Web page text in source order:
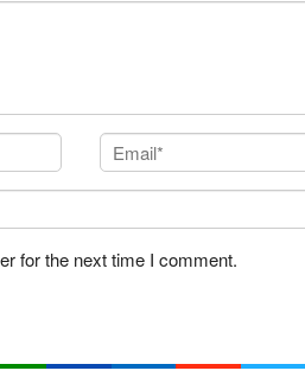
for the next time I comment.